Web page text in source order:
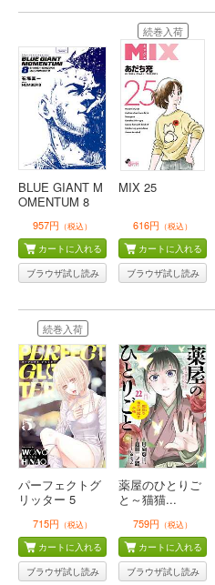
BLUE GIANT M
OMENTUM 8
957円 （税込）
カートに入れる
ブラウザ試し読み
続巻入荷
MIX 25
616円 （税込）
カートに入れる
ブラウザ試し読み
続巻入荷
パーフェクトグ
リッター 5
715円 （税込）
カートに入れる
ブラウザ試し読み
薬屋のひとりご
と～猫猫...
759円 （税込）
カートに入れる
ブラウザ試し読み